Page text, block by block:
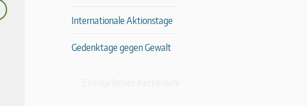
Internationale Aktionstage
Gedenktage gegen Gewalt